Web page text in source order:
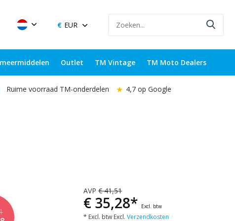
EUR
Outlet TM Vintage TM Moto Dealers
Ruime voorraad TM-onderdelen ★ 4,7 op Google
AVP€ 41,51
€ 35,28* Excl. btw
* Excl. btw Excl.Verzendkosten